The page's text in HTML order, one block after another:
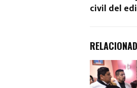
civil del